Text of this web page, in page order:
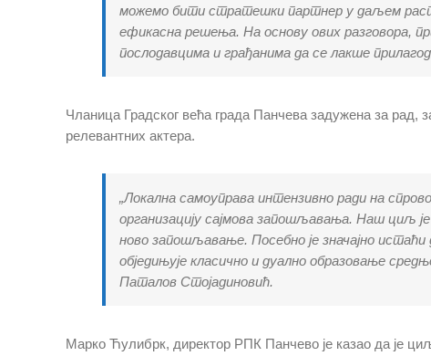
можемо бити стратешки партнер у даљем расту
ефикасна решења. На основу ових разговора,
послодавцима и грађанима да се лакше
Чланица Градског већа града Панчева задужена за рад,
релевантних актера.
„Локална самоуправа интензивно ради на
организацију сајмова запошљавања. Наш циљ
ново запошљавање. Посебно је значајно
обједињује класично и дуално образовање
Паталов Стојадиновић.
Марко Ћулибрк, директор РПК Панчево је казао да је